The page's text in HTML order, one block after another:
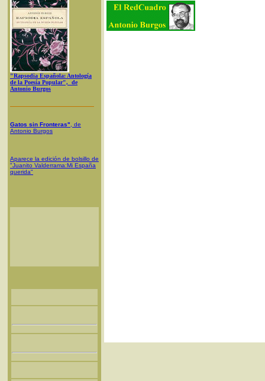
"Rapsodia Española: Antología
de la Poesía Popular", de
Antonio Burgos
Gatos sin Fronteras" , de
Antonio Burgos
Aparece la edición de bolsillo de
"Juanito Valderrama:Mi España
querida"